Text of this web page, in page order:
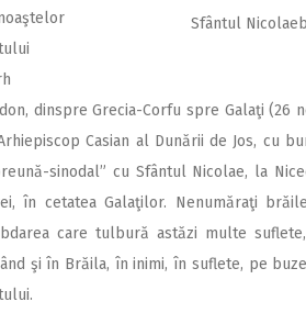
Sfântul
dinspre Grecia-Corfu spre Galaţi (26
Casian al Dunării de Jos, cu
sinodal” cu Sfântul Nicolae, la
în cetatea Galaţilor. Nenumăraţi
care tulbură astăzi multe
şi în Brăila, în inimi, în suflete, pe